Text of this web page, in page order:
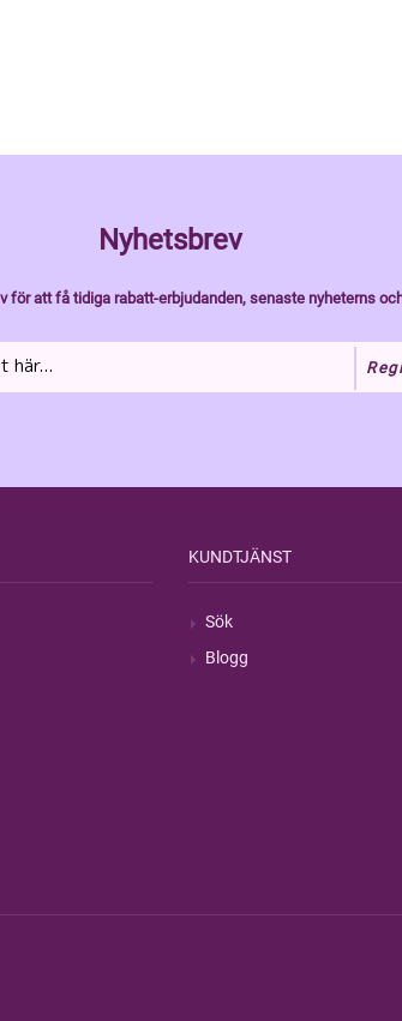
Nyhetsbrev
för att få tidiga rabatt-erbjudanden, senaste nyheterns
KUNDTJÄNST
Sök
Blogg